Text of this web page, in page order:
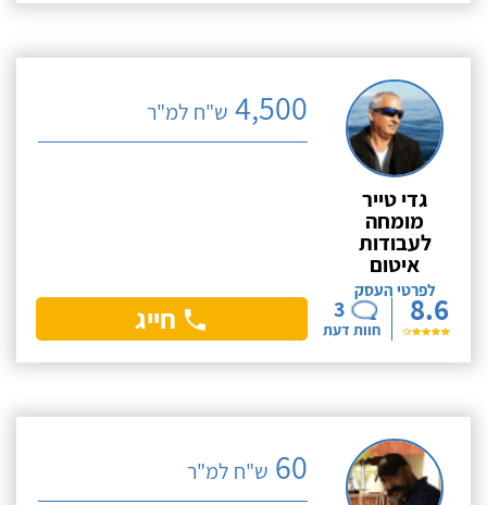
גדי טייר
מומחה
לעבודות
איטום
לפרטי העסק
8.6
3
חוות דעת
4,500 ש"ח למ"ר
חייג
60 ש"ח למ"ר